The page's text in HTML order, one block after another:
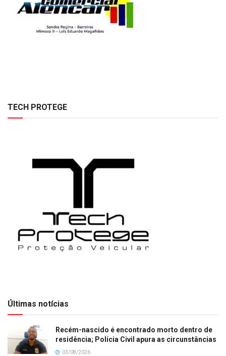
TECH PROTEGE
Últimas notícias
Recém-nascido é encontrado morto dentro de
residência; Polícia Civil apura as circunstâncias
03/08/2026